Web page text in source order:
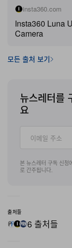
지 침해했다고
로열티 지급에 더
고 있다. DJI 경
주장한다.
Insta360 역시
일, DJI가 오히
떨림 보정, 방향
의 실용 특허가
이 Ronin,
개발을 시작했다
봉쇄하고 더 우수
insta360.com
Insta360 Luna
Camera
모든 출처 보기
뉴스레터를
요
본 뉴스레터 구독 신청
로 간주됩니다.
출처들
6 출처들